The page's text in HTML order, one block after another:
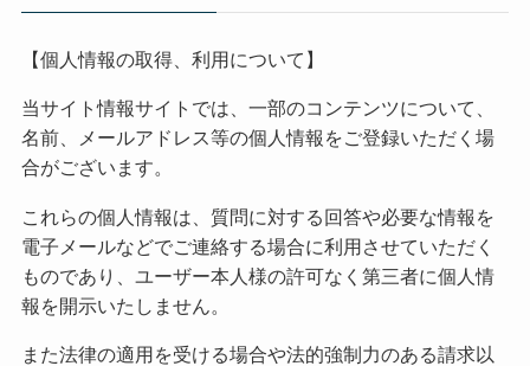
【個人情報の取得、利用について】
当サイト情報サイトでは、一部のコンテンツについて、
名前、メールアドレス等の個人情報をご登録いただく場
合がございます。
これらの個人情報は、質問に対する回答や必要な情報を
電子メールなどでご連絡する場合に利用させていただく
ものであり、ユーザー本人様の許可なく第三者に個人情
報を開示いたしません。
また法律の適用を受ける場合や法的強制力のある請求以